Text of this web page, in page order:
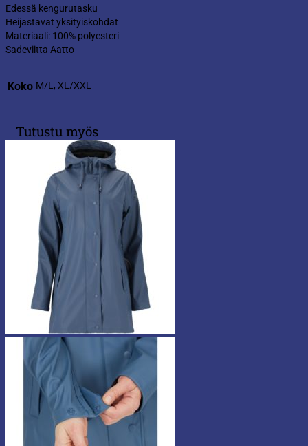
Edessä kengurutasku
Heijastavat yksityiskohdat
Materiaali: 100% polyesteri
Sadeviitta Aatto
Koko M/L, XL/XXL
Tutustu myös